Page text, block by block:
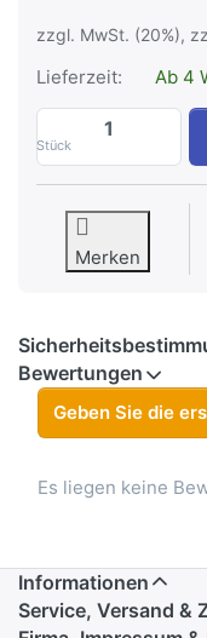
zzgl. MwSt. (20%),
Lieferzeit: Ab 4
Stück
Merken
Bewertungen
Geben Sie die
Es liegen keine
Informationen
Service, Versand &